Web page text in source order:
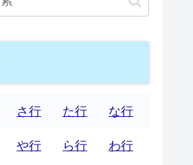
さ行 た行 な行
や行 ら行 わ行